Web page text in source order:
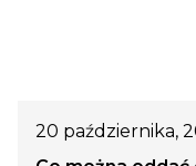
20 października,